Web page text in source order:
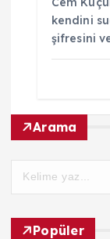
kendini
şifresini
Arama
Popüler